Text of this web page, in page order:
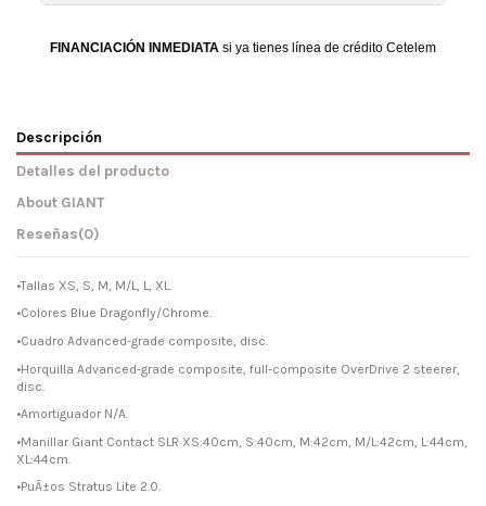
FINANCIACIÓN INMEDIATA si ya tienes línea de crédito Cetelem
Descripción
Detalles del producto
About GIANT
Reseñas(0)
•Tallas XS, S, M, M/L, L, XL.
•Colores Blue Dragonfly/Chrome.
•Cuadro Advanced-grade composite, disc.
•Horquilla Advanced-grade composite, full-composite OverDrive 2 steerer,
disc.
•Amortiguador N/A.
•Manillar Giant Contact SLR XS:40cm, S:40cm, M:42cm, M/L:42cm, L:44cm,
XL:44cm.
•PuÃ±os Stratus Lite 2.0.